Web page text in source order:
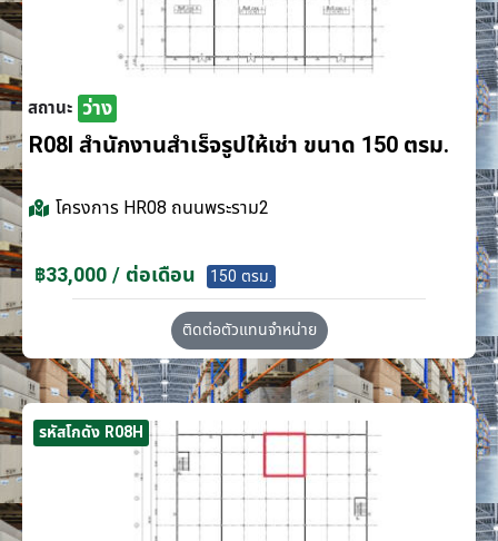
สถานะ ว่าง
R08I สำนักงานสำเร็จรูปให้เช่า ขนาด 150 ตรม.
โครงการ HR08 ถนนพระราม2
฿33,000 / ต่อเดือน 150 ตรม.
ติดต่อตัวแทนจำหน่าย
รหัสโกดัง R08H